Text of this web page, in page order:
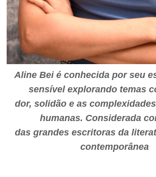
Aline Bei é conhecida por seu
sensível explorando temas
dor, solidão e as
humanas. Considerada
das grandes escritoras da
contemporânea